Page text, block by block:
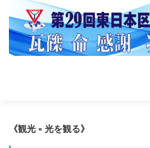
HOME 大会PHOTO
《観光 = 光を観る》